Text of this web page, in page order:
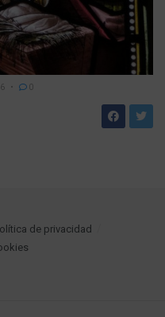
0
de privacidad